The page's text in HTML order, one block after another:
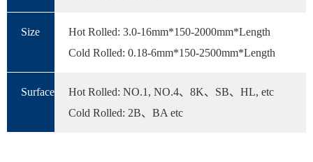
Size
Hot Rolled: 3.0-16mm*150-2000mm*Length
Cold Rolled: 0.18-6mm*150-2500mm*Length
Surface
Hot Rolled: NO.1, NO.4、8K、SB、HL, etc
Cold Rolled: 2B、BA etc